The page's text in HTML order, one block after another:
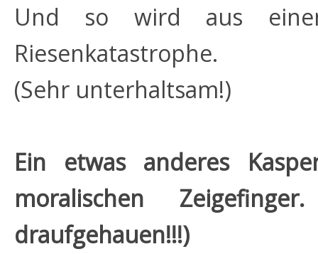
Und so wird aus
Riesenkatastrophe.
(Sehr unterhaltsam!)
Ein etwas anderes
moralischen
draufgehauen!!!)